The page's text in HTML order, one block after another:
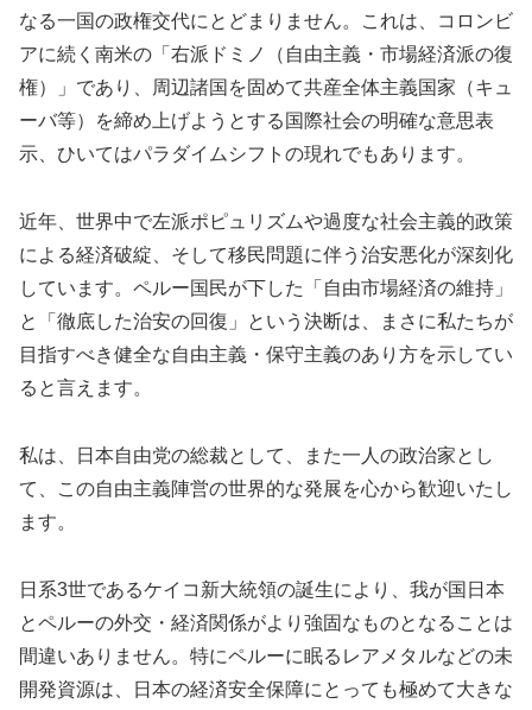
なる一国の政権交代にとどまりません。これは、コロンビ
アに続く南米の「右派ドミノ（自由主義・市場経済派の復
権）」であり、周辺諸国を固めて共産全体主義国家（キュ
ーバ等）を締め上げようとする国際社会の明確な意思表
示、ひいてはパラダイムシフトの現れでもあります。
近年、世界中で左派ポピュリズムや過度な社会主義的政策
による経済破綻、そして移民問題に伴う治安悪化が深刻化
しています。ペルー国民が下した「自由市場経済の維持」
と「徹底した治安の回復」という決断は、まさに私たちが
目指すべき健全な自由主義・保守主義のあり方を示してい
ると言えます。
私は、日本自由党の総裁として、また一人の政治家とし
て、この自由主義陣営の世界的な発展を心から歓迎いたし
ます。
日系3世であるケイコ新大統領の誕生により、我が国日本
とペルーの外交・経済関係がより強固なものとなることは
間違いありません。特にペルーに眠るレアメタルなどの未
開発資源は、日本の経済安全保障にとっても極めて大きな